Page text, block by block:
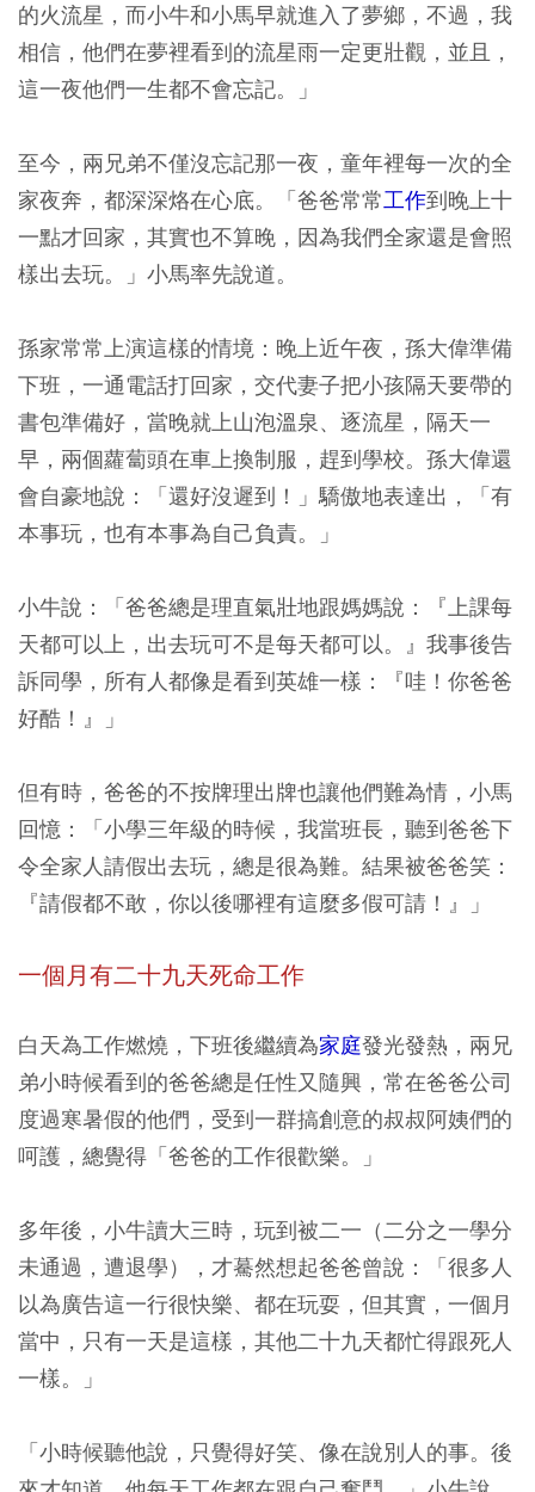
的火流星，而小牛和小馬早就進入了夢鄉，不過，我
相信，他們在夢裡看到的流星雨一定更壯觀，並且，
這一夜他們一生都不會忘記。」
至今，兩兄弟不僅沒忘記那一夜，童年裡每一次的全
家夜奔，都深深烙在心底。「爸爸常常工作到晚上十
一點才回家，其實也不算晚，因為我們全家還是會照
樣出去玩。」小馬率先說道。
孫家常常上演這樣的情境：晚上近午夜，孫大偉準備
下班，一通電話打回家，交代妻子把小孩隔天要帶的
書包準備好，當晚就上山泡溫泉、逐流星，隔天一
早，兩個蘿蔔頭在車上換制服，趕到學校。孫大偉還
會自豪地說：「還好沒遲到！」驕傲地表達出，「有
本事玩，也有本事為自己負責。」
小牛說：「爸爸總是理直氣壯地跟媽媽說：『上課每
天都可以上，出去玩可不是每天都可以。』我事後告
訴同學，所有人都像是看到英雄一樣：『哇！你爸爸
好酷！』」
但有時，爸爸的不按牌理出牌也讓他們難為情，小馬
回憶：「小學三年級的時候，我當班長，聽到爸爸下
令全家人請假出去玩，總是很為難。結果被爸爸笑：
『請假都不敢，你以後哪裡有這麼多假可請！』」
一個月有二十九天死命工作
白天為工作燃燒，下班後繼續為家庭發光發熱，兩兄
弟小時候看到的爸爸總是任性又隨興，常在爸爸公司
度過寒暑假的他們，受到一群搞創意的叔叔阿姨們的
呵護，總覺得「爸爸的工作很歡樂。」
多年後，小牛讀大三時，玩到被二一（二分之一學分
未通過，遭退學），才驀然想起爸爸曾說：「很多人
以為廣告這一行很快樂、都在玩耍，但其實，一個月
當中，只有一天是這樣，其他二十九天都忙得跟死人
一樣。」
「小時候聽他說，只覺得好笑、像在說別人的事。後